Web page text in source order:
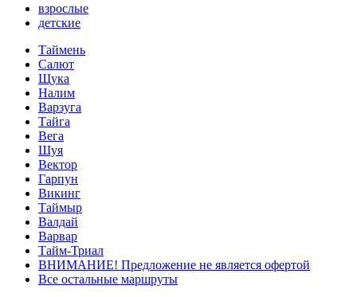
взрослые
детские
Таймень
Салют
Щука
Налим
Варзуга
Тайга
Вега
Шуя
Вектор
Гарпун
Викинг
Таймыр
Валдай
Варвар
Тайм-Триал
ВНИМАНИЕ! Предложение не является офертой
Все остальные маршруты